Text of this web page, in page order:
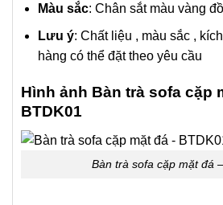
Màu sắc: Chân sắt màu vàng
Lưu ý: Chất liệu , màu sắc ,
hàng có thể đặt theo yêu cầu
Hình ảnh Bàn trà sofa cặp
BTDK01
Bàn trà sofa cặp mặt đá